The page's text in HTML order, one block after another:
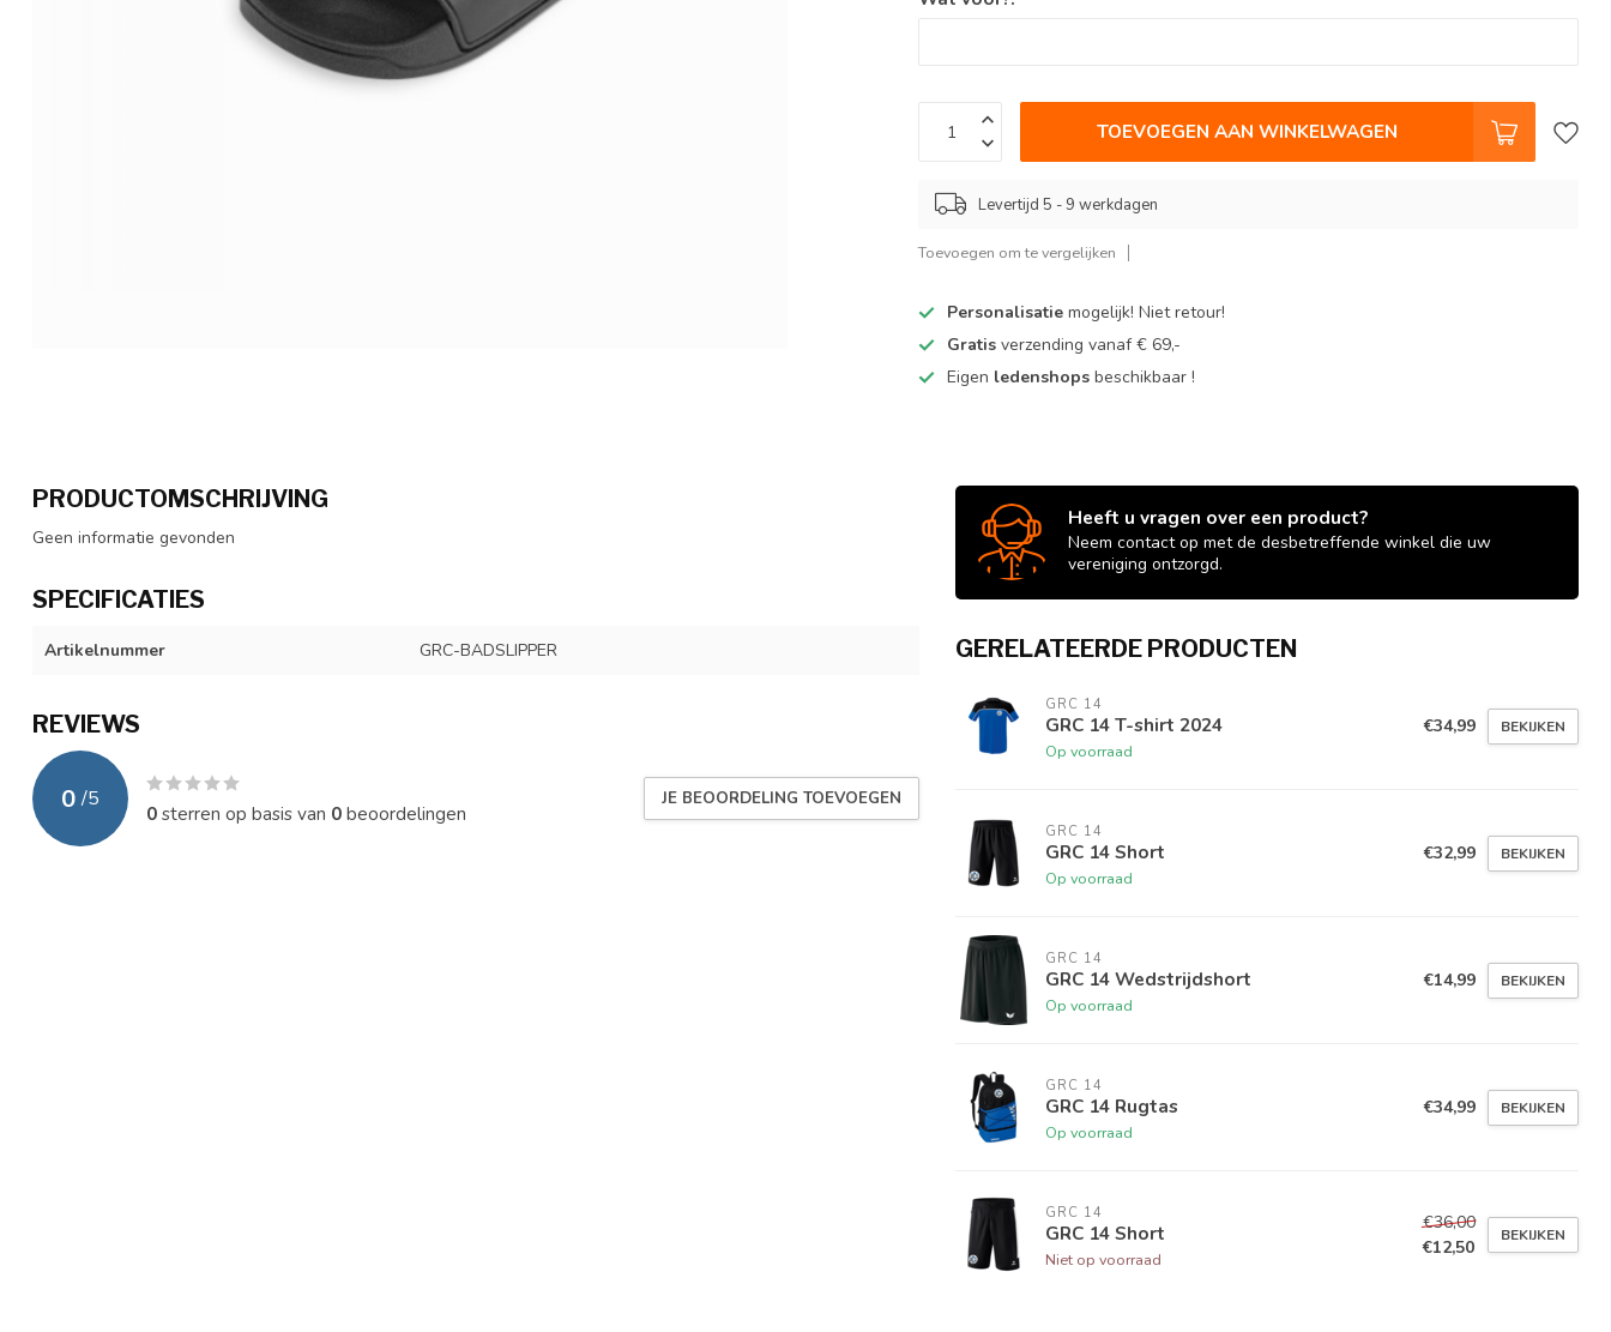
TOEVOEGEN AAN WINKELWAGEN
Levertijd 5 - 9 werkdagen
Toevoegen om te vergelijken
Personalisatie mogelijk! Niet retour!
Gratisverzending vanaf € 69,-
Eigen ledenshopsbeschikbaar !
PRODUCTOMSCHRIJVING
Geen informatie gevonden
SPECIFICATIES
Artikelnummer GRC-BADSLIPPER
REVIEWS
0 /5
0sterren op basis van 0beoordelingen
JE BEOORDELING TOEVOEGEN
Heeft u vragen over een product?
Neem contact op met de desbetreffende winkel die uw
vereniging ontzorgd.
GERELATEERDE PRODUCTEN
GRC 14
GRC 14 T-shirt 2024
Op voorraad
€34,99 BEKIJKEN
GRC 14
GRC 14 Short
Op voorraad
€32,99 BEKIJKEN
GRC 14
GRC 14 Wedstrijdshort
Op voorraad
€14,99 BEKIJKEN
GRC 14
GRC 14 Rugtas
Op voorraad
€34,99 BEKIJKEN
GRC 14
GRC 14 Short
Niet op voorraad
€36,00
€12,50
BEKIJKEN